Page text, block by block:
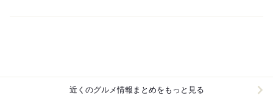
近くのグルメ情報まとめをもっと見る